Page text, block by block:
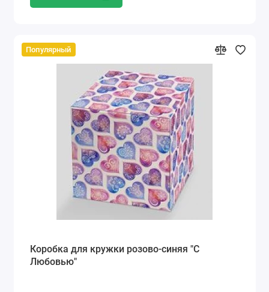
Популярный
Коробка для кружки розово-синяя "С
Любовью"